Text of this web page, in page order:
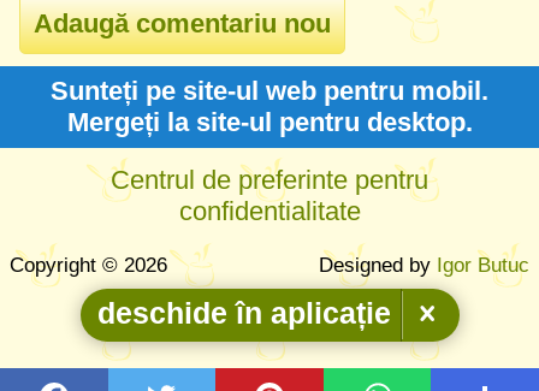
Sunteți pe site-ul web pentru mobil.
Mergeți la site-ul pentru desktop.
Centrul de preferinte pentru
confidentialitate
Copyright © 2026 Designed by Igor Butuc
deschide în aplicație